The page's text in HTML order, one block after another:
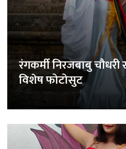
रंगकर्मी निरजबाबु चौधरी
विशेष फोटोसुट